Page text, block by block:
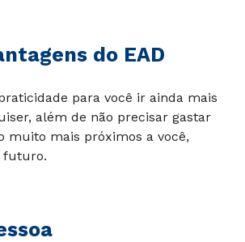
do EAD
para você ir ainda mais
além de não precisar gastar
muito mais próximos a você,
futuro.